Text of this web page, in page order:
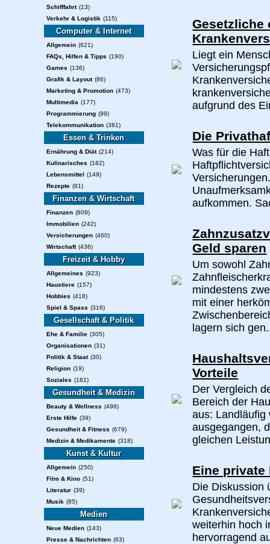
Schifffahrt (13)
Verkehr & Logistik (115)
Computer & Internet
Allgemein (621)
FAQs, Hilfen & Tipps (190)
Games (136)
Grafik & Layout (86)
Marketing & Promotion (473)
Multimedia (177)
Programmierung (99)
Telekommunikation (381)
Essen & Trinken
Ernährung & Diät (214)
Kulinarisches (182)
Lebensmittel (149)
Rezepte (81)
Finanzen & Wirtschaft
Finanzen (809)
Immobilien (242)
Versicherungen (460)
Wirtschaft (436)
Freizeit & Hobby
Allgemeines (923)
Haustiere (157)
Hobbies (418)
Spiel & Spass (316)
Gesellschaft & Politik
Ehe & Familie (305)
Organisationen (31)
Politik & Staat (30)
Religion (19)
Soziales (181)
Gesundheit & Medizin
Beauty & Wellness (498)
Erste Hilfe (39)
Gesundheit & Fitness (679)
Medizin & Medikamente (318)
Kunst & Kultur
Allgemein (250)
Film & Kino (51)
Literatur (39)
Musik (85)
Medien
Neue Medien (143)
Presse & Nachrichten (63)
Gesetzliche
Liegt ein
aufgrund des
Die
Was für die
aufkommen.
Geld sparen
Um sowohl
mindestens
mit einer
lagern sich
Vorteile
Der Vergleich
Bereich der
aus: Landläufig
ausgegangen,
gleichen
Eine private
Die Diskussion
weiterhin hoch
hervorragend